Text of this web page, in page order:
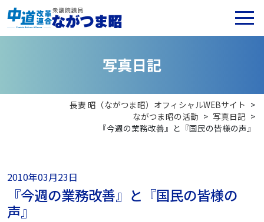
写真日記
長妻 昭（ながつま昭）オフィシャルWEBサイト >
ながつま昭の活動 > 写真日記 >
『今週の業務改善』と『国民の皆様の声』
2010年03月23日
『今週の業務改善』と『国民の皆様の
声』